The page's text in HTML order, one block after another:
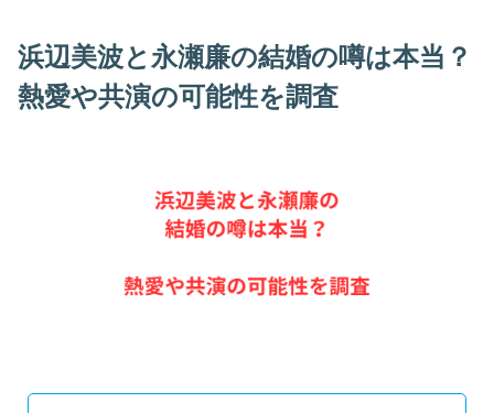
浜辺美波と永瀬廉の結婚の噂は本当？
熱愛や共演の可能性を調査